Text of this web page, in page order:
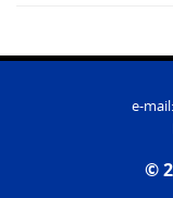
e-mail:
©